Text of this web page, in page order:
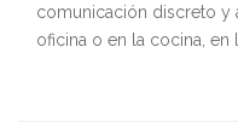
comunicación discreto y
oficina o en la cocina,